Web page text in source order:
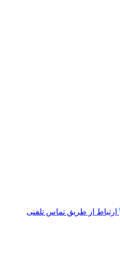
ارتباط از طریق تماس تلفنی